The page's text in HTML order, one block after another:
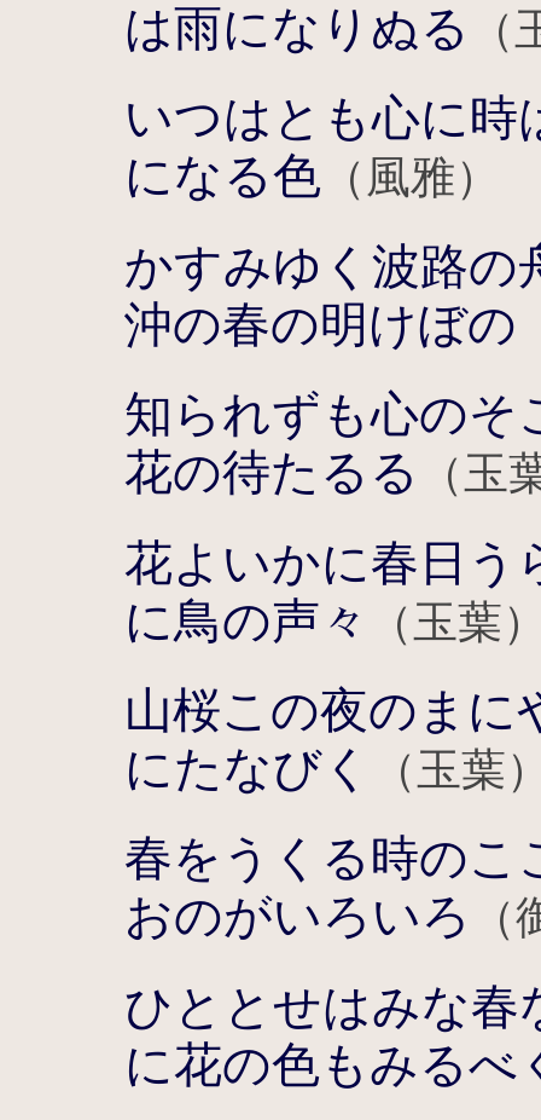
は雨になりぬる
いつはとも心に時
になる色 （風雅）
かすみゆく波路の
沖の春の明けぼの
知られずも心のそ
花の待たるる
（玉
花よいかに春日う
に鳥の声々
（玉葉
山桜この夜のまに
にたなびく
（玉葉
春をうくる時のこ
おのがいろいろ
ひととせはみな春
に花の色もみるべ